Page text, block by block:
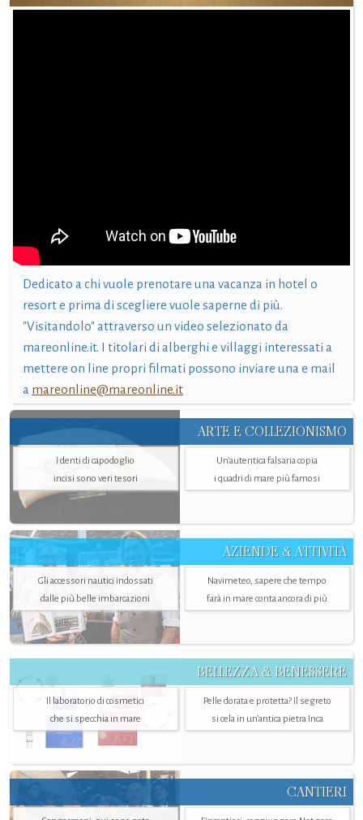
Dedicato a chi vuole prenotare una vacanza in hotel o
resort e prima di scegliere vuole saperne di più.
"Visitandolo" attraverso un video selezionato da
mareonline.it. I titolari di alberghi e villaggi interessati a
mettere on line propri filmati possono inviare una e mail
a mareonline@mareonline.it
ARTE E COLLEZIONISMO
I denti di capodoglio
incisi sono veri tesori
Un’autentica falsaria copia
i quadri di mare più famosi
AZIENDE & ATTIVITÀ
Gli accessori nautici indossati
dalle più belle imbarcazioni
Navimeteo, sapere che tempo
farà in mare conta ancora di più
BELLEZZA & BENESSERE
Il laboratorio di cosmetici
che si specchia in mare
Pelle dorata e protetta? Il segreto
si cela in un’antica pietra Inca
CANTIERI